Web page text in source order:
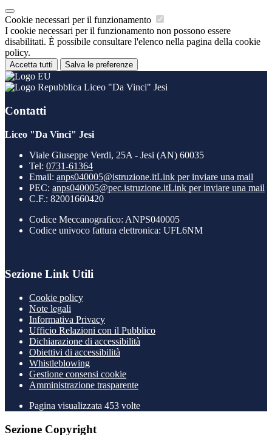
Cookie necessari per il funzionamento
I cookie necessari per il funzionamento non possono essere
disabilitati. È possibile consultare l'elenco nella pagina della cookie
policy.
Accetta tutti Salva le preferenze
Liceo "Da Vinci" Jesi
Contatti
Liceo "Da Vinci" Jesi
Viale Giuseppe Verdi, 25A - Jesi (AN) 60035
Tel: 0731-61364
Email: anps040005@istruzione.itLink per inviare una mail
PEC: anps040005@pec.istruzione.itLink per inviare una mail
C.F.: 82001660420
Codice Meccanografico: ANPS040005
Codice univoco fattura elettronica: UFL6NM
Sezione Link Utili
Cookie policy
Note legali
Informativa Privacy
Ufficio Relazioni con il Pubblico
Dichiarazione di accessibilità
Obiettivi di accessibilità
Whistleblowing
Gestione consensi cookie
Amministrazione trasparente
Pagina visualizzata 453 volte
Sezione Copyright